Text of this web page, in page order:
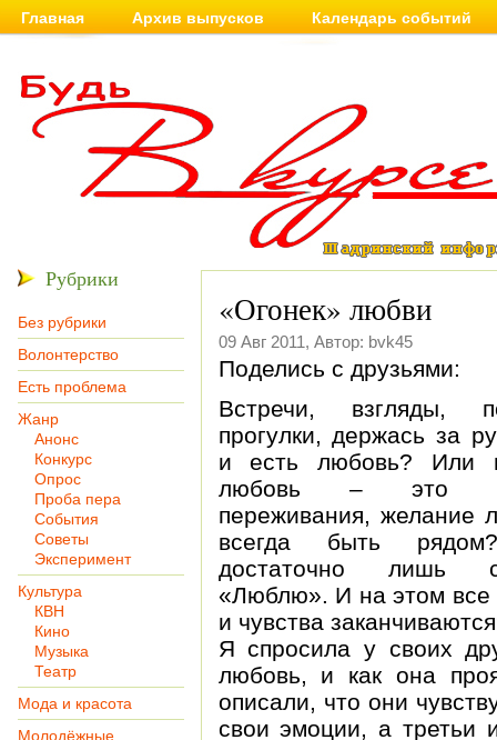
Главная Архив выпусков Календарь событий
Рубрики
Без рубрики
Волонтерство
Есть проблема
Жанр
Анонс
Конкурс
Опрос
Проба пера
События
Советы
Эксперимент
Культура
КВН
Кино
Музыка
Театр
Мода и красота
Молодёжные
«Огонек» любви
09 Авг 2011, Автор: bvk45
Поделись с друзьями:
Встречи, взгляды,
прогулки, держась за
и есть любовь? Или
любовь – это
переживания, желание
всегда быть
достаточно лишь
«Люблю». И на этом все
и чувства
Я спросила у своих
любовь, и как она
описали, что они
свои эмоции, а третьи